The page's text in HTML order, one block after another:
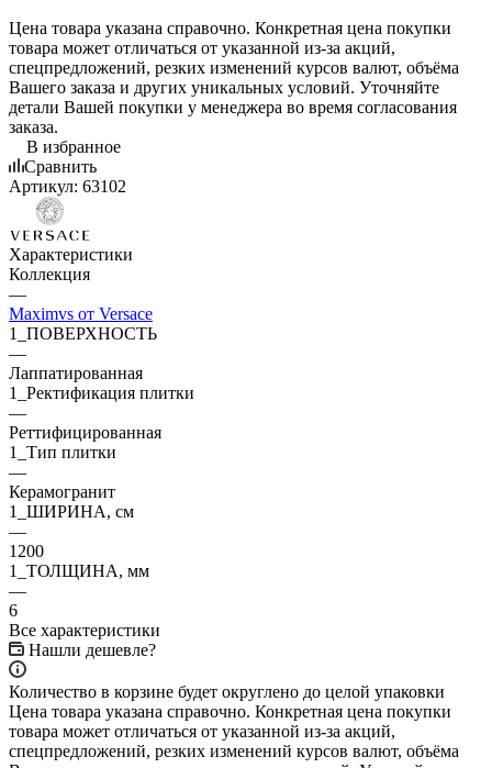
Цена товара указана справочно. Конкретная цена покупки
товара может отличаться от указанной из-за акций,
спецпредложений, резких изменений курсов валют, объёма
Вашего заказа и других уникальных условий. Уточняйте
детали Вашей покупки у менеджера во время согласования
заказа.
В избранное
Сравнить
Артикул: 63102
Характеристики
Коллекция
—
Maximvs от Versace
1_ПОВЕРХНОСТЬ
—
Лаппатированная
1_Ректификация плитки
—
Реттифицированная
1_Тип плитки
—
Керамогранит
1_ШИРИНА, cм
—
1200
1_ТОЛЩИНА, мм
—
6
Все характеристики
Нашли дешевле?
Количество в корзине будет округлено до целой упаковки
Цена товара указана справочно. Конкретная цена покупки
товара может отличаться от указанной из-за акций,
спецпредложений, резких изменений курсов валют, объёма